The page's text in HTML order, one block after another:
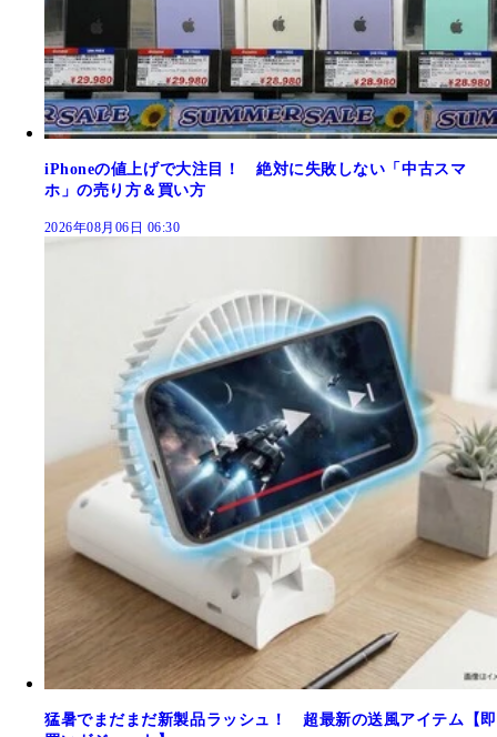
iPhoneの値上げで大注目！ 絶対に失敗しない「中古スマ
ホ」の売り方＆買い方
2026年08月06日 06:30
猛暑でまだまだ新製品ラッシュ！ 超最新の送風アイテム【即